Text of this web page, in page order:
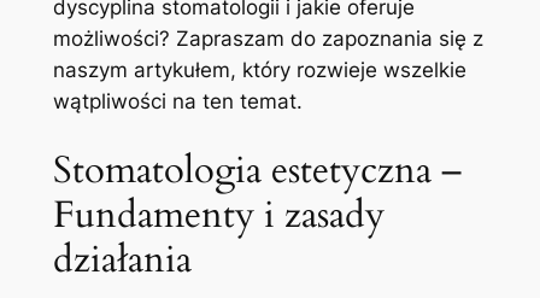
dyscyplina stomatologii ​i jakie oferuje
możliwości? Zapraszam⁣ do ⁣zapoznania się ‍z
​naszym artykułem, który ‌rozwieje wszelkie
wątpliwości na ten temat.
Stomatologia estetyczna‍ –‌
Fundamenty ⁤i zasady
działania